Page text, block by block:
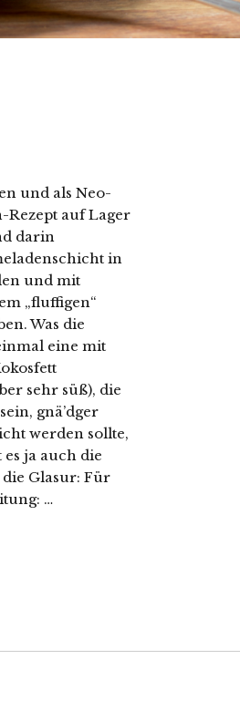
und als Neo-
auf Lager
darin
in
und mit
„fluffigen“
Was die
eine mit
sehr süß), die
gnä’dger
werden sollte,
ja auch die
Glasur: Für
…